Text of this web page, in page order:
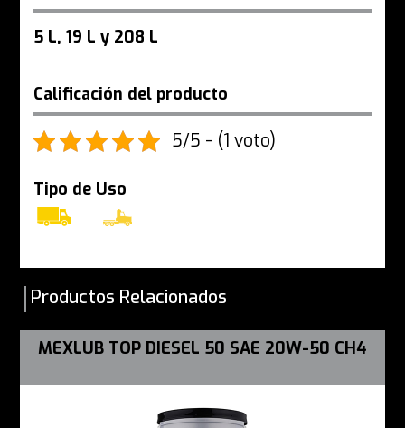
5 L, 19 L y 208 L
Calificación del producto
5/5 - (1 voto)
Tipo de Uso
Productos Relacionados
MEXLUB TOP DIESEL 50 SAE 20W-50 CH4